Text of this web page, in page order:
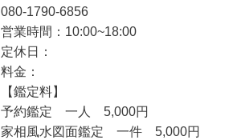
080-1790-6856
営業時間：10:00~18:00
定休日：
料金：
【鑑定料】
予約鑑定 一人 5,000円
家相風水図面鑑定 一件 5,000円